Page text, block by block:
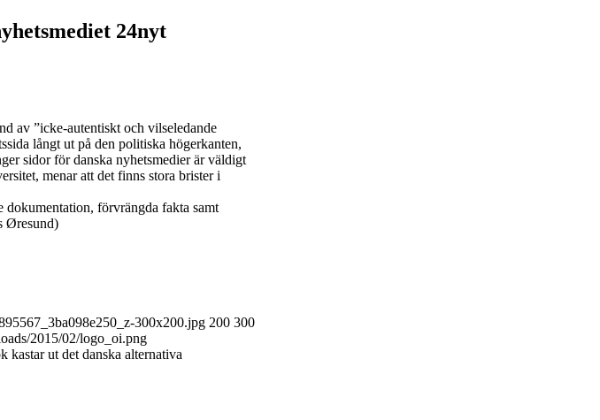
24nyt
av ”icke-autentiskt och vilseledande
långt ut på den politiska högerkanten,
sidor för danska nyhetsmedier är väldigt
menar att det finns stora brister i
dokumentation, förvrängda fakta samt
Øresund)
300x200.jpg 200 300
2015/02/logo_oi.png
kastar ut det danska alternativa